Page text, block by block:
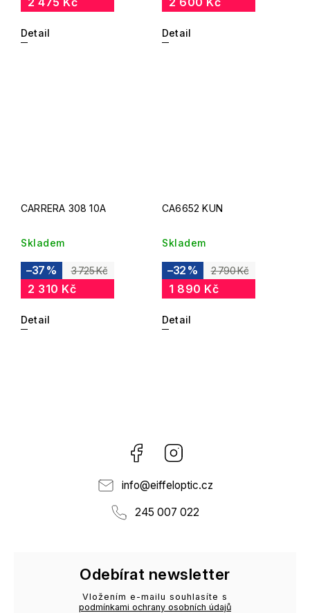
Detail Detail
CARRERA 308 10A
Skladem
3 725 Kč
–37 %
2 310 Kč
Detail
CA6652 KUN
Skladem
2 790 Kč
–32 %
1 890 Kč
Detail
Facebook
info@eiffeloptic.cz
245 007 022
Odebírat newsletter
Vložením e-mailu souhlasíte s
podmínkami ochrany osobních údajů